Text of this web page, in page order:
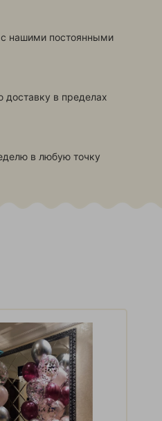
с нашими постоянными
в пределах
в любую точку